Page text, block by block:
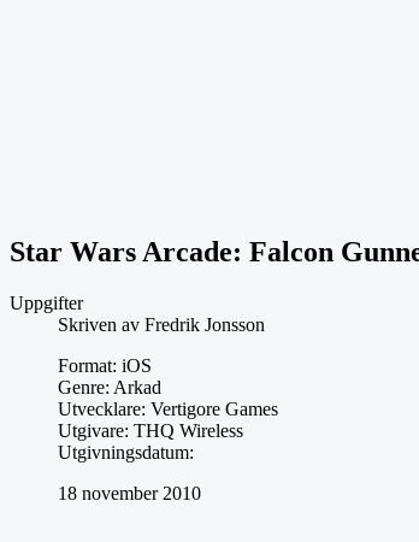
Star Wars Arcade: Falcon
Uppgifter
Skriven av Fredrik Jonsson
Format: iOS
Genre: Arkad
Utvecklare: Vertigore Games
Utgivare: THQ Wireless
Utgivningsdatum:
18 november 2010